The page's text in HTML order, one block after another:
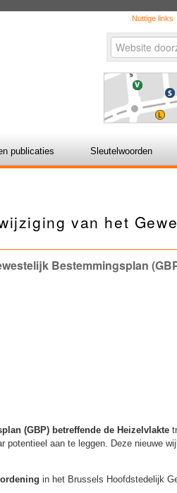
Nuttige links
Zoek
zoeken...
publicaties Sleutelwoorden
van het
Bestemmingsplan
(GBP) betreffende de Heizelvlakte
aan te leggen. Deze nieuwe
in het Brussels Hoofdstedelijk